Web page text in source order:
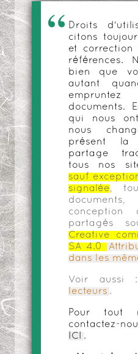
Droits
citons
et correction
références.
bien que
autant
documents.
qui nous
nous
présent la
partage
tous nos
sauf
signalée,
partagés
Creative
SA 4.0
dans les
Voir aussi
lecteurs .
Pour tout
contactez-
ICI
.